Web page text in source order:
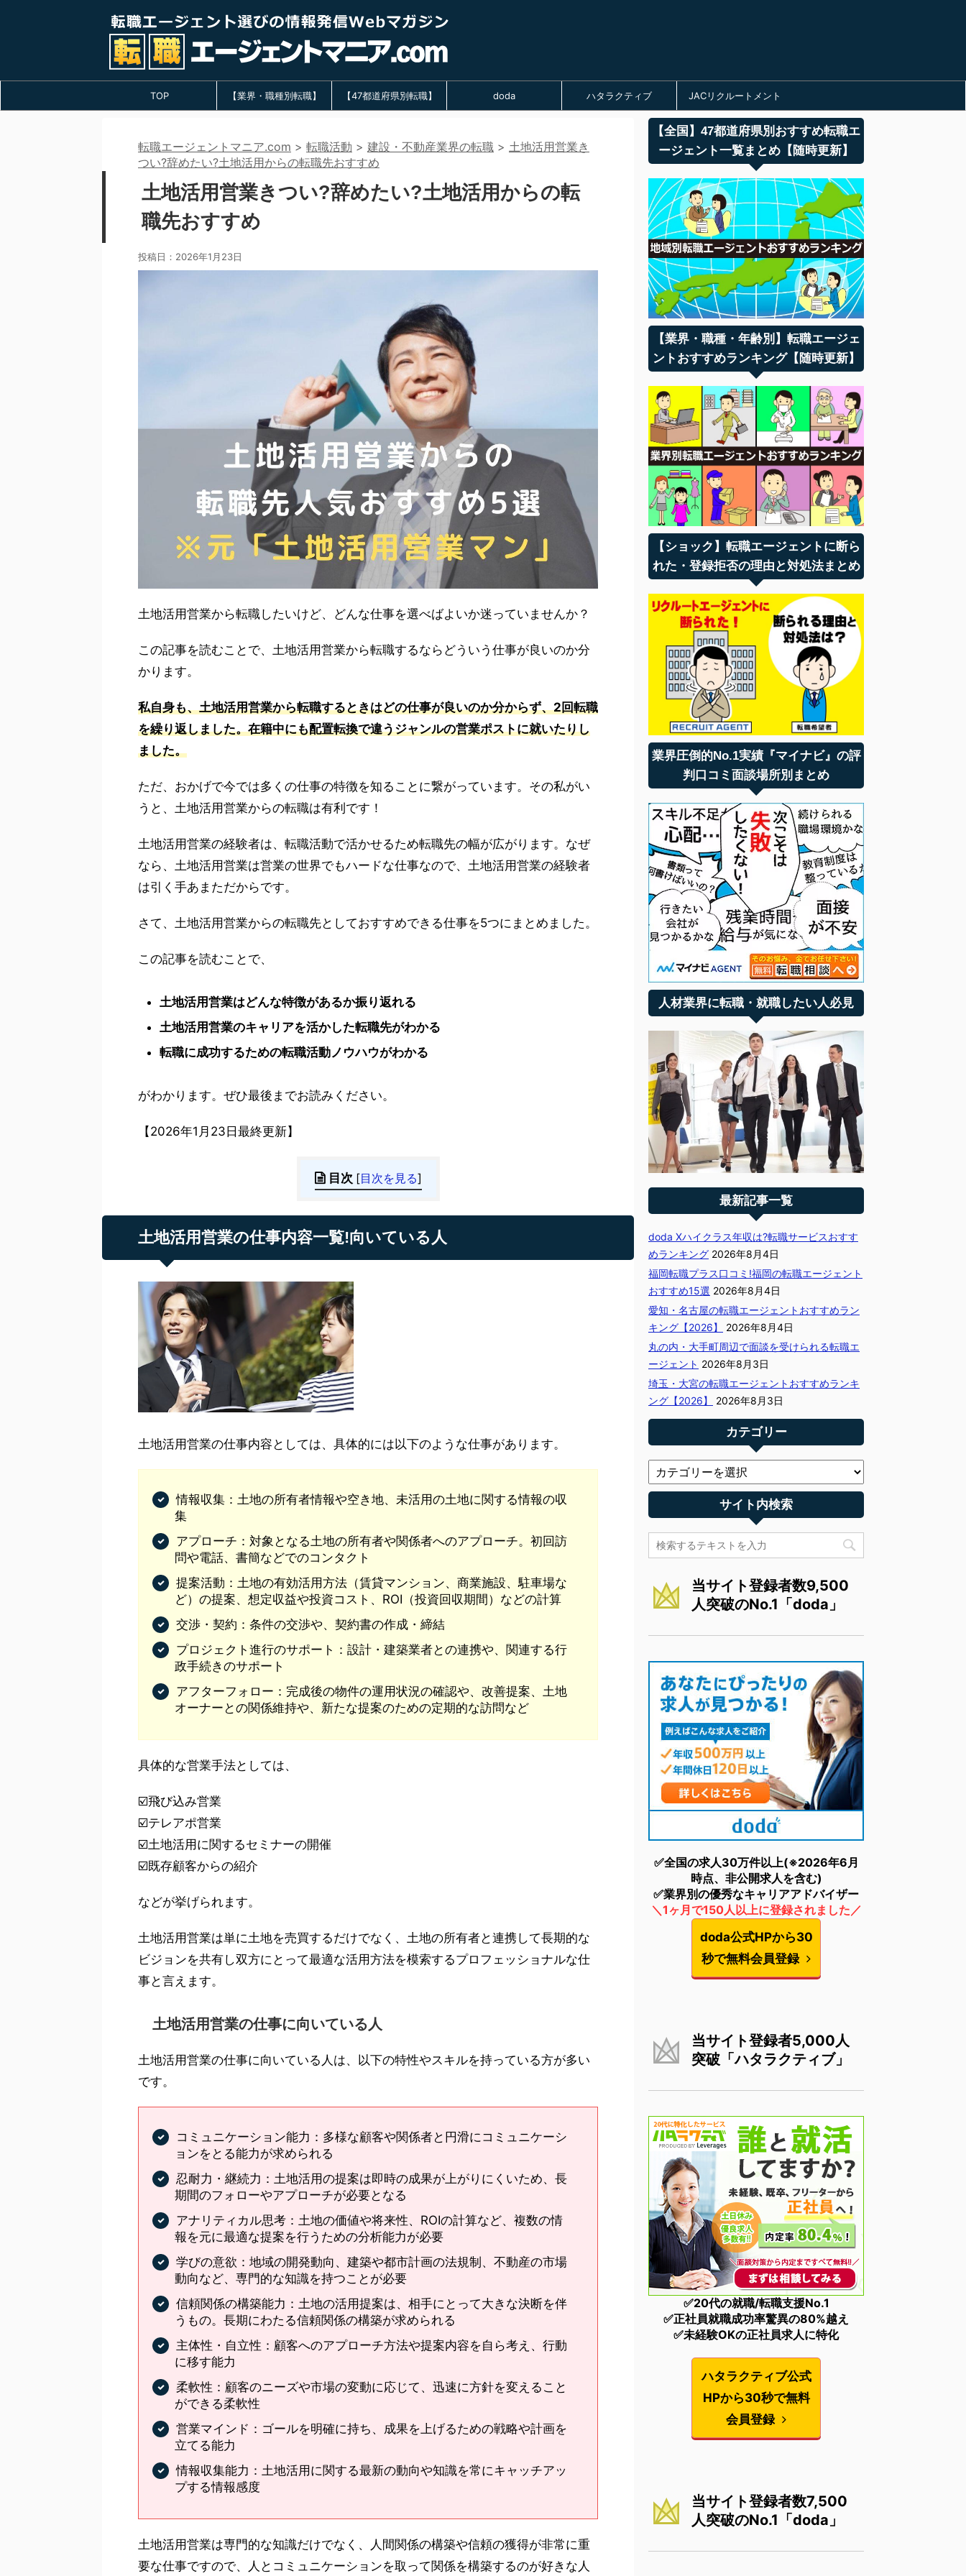
TOP 【業界・職種別転職】 【47都道府県別転職】 doda ハタラクティブ JACリクルートメント
転職エージェントマニア.com > 転職活動 > 建設・不動産業界の転職 > 土地活用営業き
つい?辞めたい?土地活用からの転職先おすすめ
土地活用営業きつい?辞めたい?土地活用からの転
職先おすすめ
投稿日： 2026年1月23日
土地活用営業から転職したいけど、どんな仕事を選べばよいか迷っていませんか？
この記事を読むことで、土地活用営業から転職するならどういう仕事が良いのか分
かります。
私自身も、土地活用営業から転職するときはどの仕事が良いのか分からず、2回転職
を繰り返しました。在籍中にも配置転換で違うジャンルの営業ポストに就いたりし
ました。
ただ、おかげで今では多くの仕事の特徴を知ることに繋がっています。その私がい
うと、土地活用営業からの転職は有利です！
土地活用営業の経験者は、転職活動で活かせるため転職先の幅が広がります。なぜ
なら、土地活用営業は営業の世界でもハードな仕事なので、土地活用営業の経験者
は引く手あまただからです。
さて、土地活用営業からの転職先としておすすめできる仕事を5つにまとめました。
この記事を読むことで、
土地活用営業はどんな特徴があるか振り返れる
土地活用営業のキャリアを活かした転職先がわかる
転職に成功するための転職活動ノウハウがわかる
がわかります。ぜひ最後までお読みください。
【2026年1月23日最終更新】
目次 [目次を見る]
土地活用営業の仕事内容一覧!向いている人
土地活用営業の仕事内容としては、具体的には以下のような仕事があります。
情報収集：土地の所有者情報や空き地、未活用の土地に関する情報の収
集
アプローチ：対象となる土地の所有者や関係者へのアプローチ。初回訪
問や電話、書簡などでのコンタクト
提案活動：土地の有効活用方法（賃貸マンション、商業施設、駐車場な
ど）の提案、想定収益や投資コスト、ROI（投資回収期間）などの計算
交渉・契約：条件の交渉や、契約書の作成・締結
プロジェクト進行のサポート：設計・建築業者との連携や、関連する行
政手続きのサポート
アフターフォロー：完成後の物件の運用状況の確認や、改善提案、土地
オーナーとの関係維持や、新たな提案のための定期的な訪問など
具体的な営業手法としては、
☑️飛び込み営業
☑️テレアポ営業
☑️土地活用に関するセミナーの開催
☑️既存顧客からの紹介
などが挙げられます。
土地活用営業は単に土地を売買するだけでなく、土地の所有者と連携して長期的な
ビジョンを共有し双方にとって最適な活用方法を模索するプロフェッショナルな仕
事と言えます。
土地活用営業の仕事に向いている人
土地活用営業の仕事に向いている人は、以下の特性やスキルを持っている方が多い
です。
コミュニケーション能力：多様な顧客や関係者と円滑にコミュニケーシ
ョンをとる能力が求められる
忍耐力・継続力：土地活用の提案は即時の成果が上がりにくいため、長
期間のフォローやアプローチが必要となる
アナリティカル思考：土地の価値や将来性、ROIの計算など、複数の情
報を元に最適な提案を行うための分析能力が必要
学びの意欲：地域の開発動向、建築や都市計画の法規制、不動産の市場
動向など、専門的な知識を持つことが必要
信頼関係の構築能力：土地の活用提案は、相手にとって大きな決断を伴
うもの。長期にわたる信頼関係の構築が求められる
主体性・自立性：顧客へのアプローチ方法や提案内容を自ら考え、行動
に移す能力
柔軟性：顧客のニーズや市場の変動に応じて、迅速に方針を変えること
ができる柔軟性
営業マインド：ゴールを明確に持ち、成果を上げるための戦略や計画を
立てる能力
情報収集能力：土地活用に関する最新の動向や知識を常にキャッチアッ
プする情報感度
土地活用営業は専門的な知識だけでなく、人間関係の構築や信頼の獲得が非常に重
要な仕事ですので、人とコミュニケーションを取って関係を構築するのが好きな人
【全国】47都道府県別おすすめ転職エ
ージェント一覧まとめ【随時更新】
【業界・職種・年齢別】転職エージェ
ントおすすめランキング【随時更新】
【ショック】転職エージェントに断ら
れた・登録拒否の理由と対処法まとめ
業界圧倒的No.1実績『マイナビ』の評
判口コミ面談場所別まとめ
人材業界に転職・就職したい人必見
最新記事一覧
doda Xハイクラス年収は?転職サービスおすす
めランキング 2026年8月4日
福岡転職プラス口コミ!福岡の転職エージェント
おすすめ15選 2026年8月4日
愛知・名古屋の転職エージェントおすすめラン
キング【2026】
2026年8月4日
丸の内・大手町周辺で面談を受けられる転職エ
ージェント 2026年8月3日
埼玉・大宮の転職エージェントおすすめランキ
ング【2026】
2026年8月3日
カテゴリー
サイト内検索
当サイト登録者数9,500
人突破のNo.1「doda」
✅全国の求人30万件以上(※2026年6月
時点、非公開求人を含む)
✅業界別の優秀なキャリアアドバイザー
＼1ヶ月で150人以上に登録されました／
doda公式HPから30
秒で無料会員登録
当サイト登録者5,000人
突破「ハタラクティブ」
✅20代の就職/転職支援No.1
✅正社員就職成功率驚異の80%越え
✅未経験OKの正社員求人に特化
ハタラクティブ公式
HPから30秒で無料
会員登録
当サイト登録者数7,500
人突破のNo.1「doda」